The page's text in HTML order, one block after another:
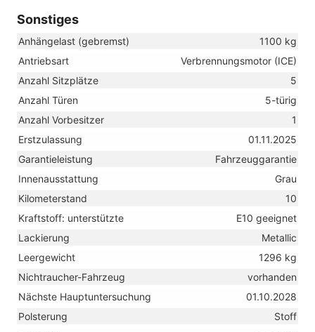
Sonstiges
Anhängelast (gebremst)
1100 kg
Antriebsart
Verbrennungsmotor (ICE)
Anzahl Sitzplätze
5
Anzahl Türen
5-türig
Anzahl Vorbesitzer
1
Erstzulassung
01.11.2025
Garantieleistung
Fahrzeuggarantie
Innenausstattung
Grau
Kilometerstand
10
Kraftstoff: unterstützte
E10 geeignet
Lackierung
Metallic
Leergewicht
1296 kg
Nichtraucher-Fahrzeug
vorhanden
Nächste Hauptuntersuchung
01.10.2028
Polsterung
Stoff